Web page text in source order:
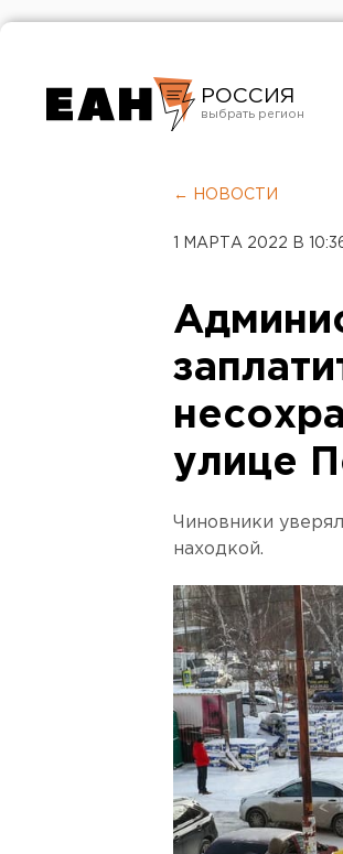
РОССИЯ
Челябинск
← НОВОСТИ
1 МАРТА 2022 В
улице
Чиновники
находкой.